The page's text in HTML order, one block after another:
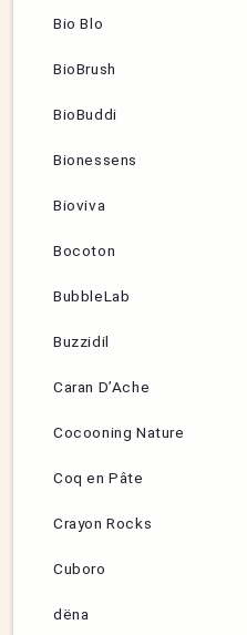
Bio Blo
BioBrush
BioBuddi
Bionessens
Bioviva
Bocoton
BubbleLab
Buzzidil
Caran D’Ache
Cocooning Nature
Coq en Pâte
Crayon Rocks
Cuboro
dëna